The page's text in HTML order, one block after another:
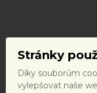
Stránky
Díky souborům
vylepšovat naše